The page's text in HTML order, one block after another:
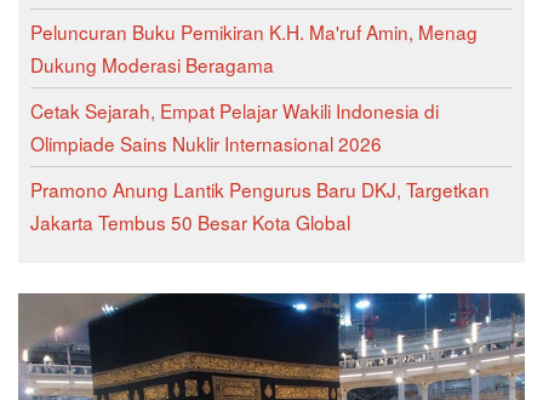
Peluncuran Buku Pemikiran K.H. Ma'ruf Amin, Menag
Dukung Moderasi Beragama
Cetak Sejarah, Empat Pelajar Wakili Indonesia di
Olimpiade Sains Nuklir Internasional 2026
Pramono Anung Lantik Pengurus Baru DKJ, Targetkan
Jakarta Tembus 50 Besar Kota Global